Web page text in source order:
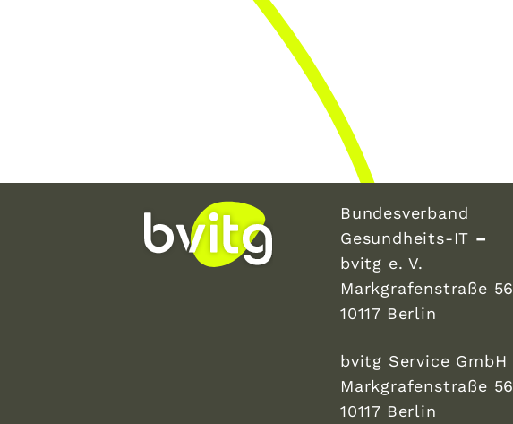
Bundesverband
Gesundheits-IT –
bvitg e. V.
Markgrafenstraße 56
10117 Berlin
bvitg Service GmbH
Markgrafenstraße 56
10117 Berlin